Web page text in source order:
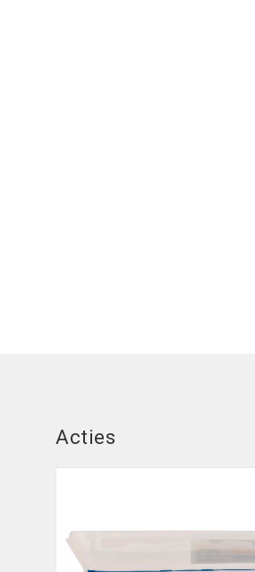
Acties